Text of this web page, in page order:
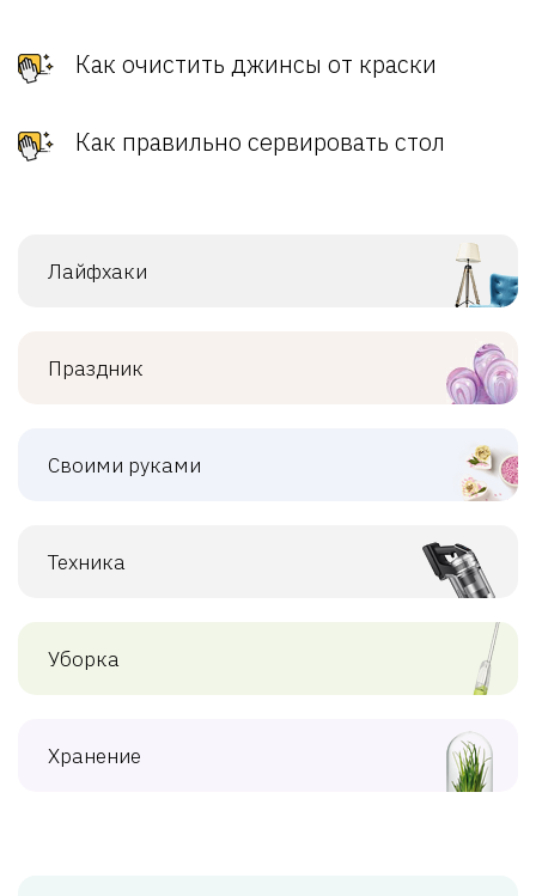
Как очистить джинсы от краски
Как правильно сервировать стол
Лайфхаки
Праздник
Своими руками
Техника
Уборка
Хранение